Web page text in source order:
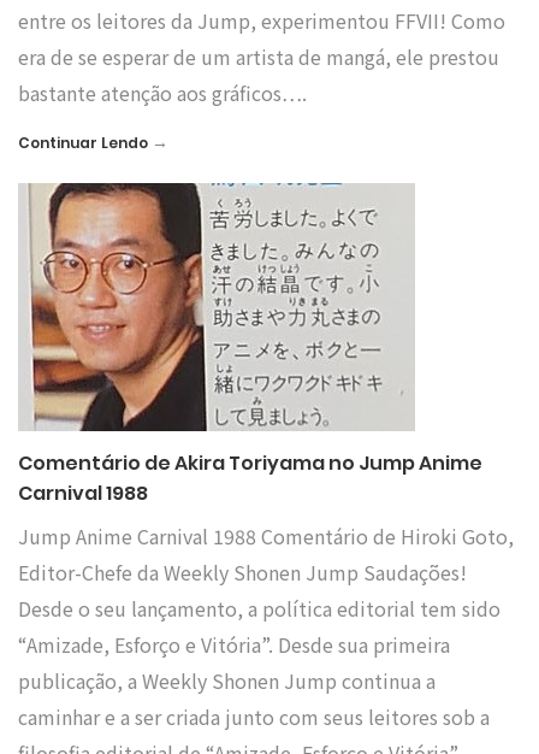
entre os leitores da Jump, experimentou FFVII! Como
era de se esperar de um artista de mangá, ele prestou
bastante atenção aos gráficos….
Continuar Lendo →
Comentário de Akira Toriyama no Jump Anime
Carnival 1988
Jump Anime Carnival 1988 Comentário de Hiroki Goto,
Editor-Chefe da Weekly Shonen Jump Saudações!
Desde o seu lançamento, a política editorial tem sido
“Amizade, Esforço e Vitória”. Desde sua primeira
publicação, a Weekly Shonen Jump continua a
caminhar e a ser criada junto com seus leitores sob a